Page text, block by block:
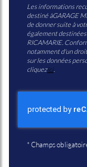
Les informations
destiné àGARAGE
de donner suite à
également
RICAMARIE.
notamment d'un
sur les données
cliquezici.
* Champs